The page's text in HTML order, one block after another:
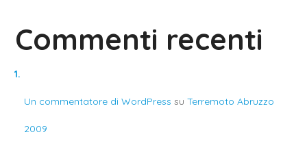
Commenti recenti
Un commentatore di WordPress su Terremoto Abruzzo
2009